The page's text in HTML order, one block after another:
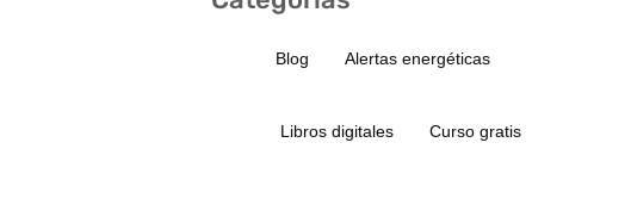
Blog Alertas energéticas
Libros digitales Curso gratis